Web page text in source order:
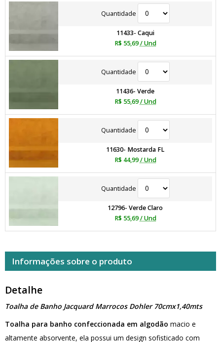
Quantidade
11433- Caqui
R$ 55,69 / Und
Quantidade
11436- Verde
R$ 55,69 / Und
Quantidade
11630- Mostarda FL
R$ 44,99 / Und
Quantidade
12796- Verde Claro
R$ 55,69 / Und
Informações sobre o produto
Detalhe
Toalha de Banho Jacquard Marrocos Dohler 70cmx1,40mts
Toalha para banho confeccionada em algodão macio e
altamente absorvente, ela possui um design sofisticado com